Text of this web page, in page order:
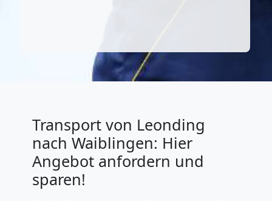
Transport von Leonding
nach Waiblingen: Hier
Angebot anfordern und
sparen!